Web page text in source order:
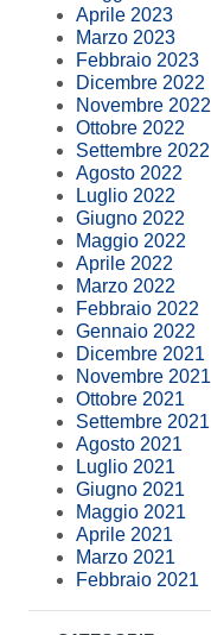
Aprile 2023
Marzo 2023
Febbraio 2023
Dicembre 2022
Novembre 2022
Ottobre 2022
Settembre 2022
Agosto 2022
Luglio 2022
Giugno 2022
Maggio 2022
Aprile 2022
Marzo 2022
Febbraio 2022
Gennaio 2022
Dicembre 2021
Novembre 2021
Ottobre 2021
Settembre 2021
Agosto 2021
Luglio 2021
Giugno 2021
Maggio 2021
Aprile 2021
Marzo 2021
Febbraio 2021